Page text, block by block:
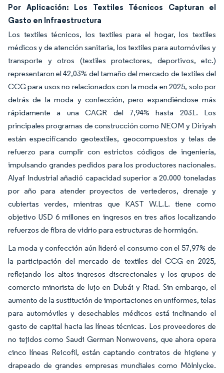
Por Aplicación: Los Textiles Técnicos Capturan el
Gasto en Infraestructura
Los textiles técnicos, los textiles para el hogar, los textiles
médicos y de atención sanitaria, los textiles para automóviles y
transporte y otros (textiles protectores, deportivos, etc.)
representaron el 42,03% del tamaño del mercado de textiles del
CCG para usos no relacionados con la moda en 2025, solo por
detrás de la moda y confección, pero expandiéndose más
rápidamente a una CAGR del 7,94% hasta 2031. Los
principales programas de construcción como NEOM y Diriyah
están especificando geotextiles, geocompuestos y telas de
refuerzo para cumplir con estrictos códigos de ingeniería,
impulsando grandes pedidos para los productores nacionales.
Alyaf Industrial añadió capacidad superior a 20.000 toneladas
por año para atender proyectos de vertederos, drenaje y
cubiertas verdes, mientras que KAST W.L.L. tiene como
objetivo USD 6 millones en ingresos en tres años localizando
refuerzos de fibra de vidrio para estructuras de hormigón.
La moda y confección aún lideró el consumo con el 57,97% de
la participación del mercado de textiles del CCG en 2025,
reflejando los altos ingresos discrecionales y los grupos de
comercio minorista de lujo en Dubái y Riad. Sin embargo, el
aumento de la sustitución de importaciones en uniformes, telas
para automóviles y desechables médicos está inclinando el
gasto de capital hacia las líneas técnicas. Los proveedores de
no tejidos como Saudi German Nonwovens, que ahora opera
cinco líneas Reicofil, están captando contratos de higiene y
drapeado de grandes empresas mundiales como Mölnlycke.